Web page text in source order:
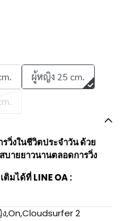
ผู้หญิง 25 cm.
งในชีวิตประจำวัน ด้วย
บายยาวนานตลอดการวิ่ง
มได้ที่ LINE OA :
,On,Cloudsurfer 2